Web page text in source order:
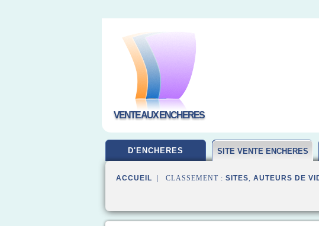
VENTE AUX ENCHERES
D'ENCHERES SITE VENTE ENCHERES
ACCUEIL | CLASSEMENT : SITES, AUTEURS DE